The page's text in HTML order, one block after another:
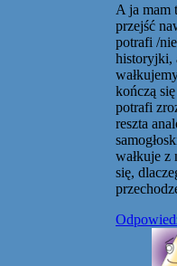
A ja mam
przejść
potrafi /
historyjki,
kończą
potrafi
reszta
wałkuje z
się,